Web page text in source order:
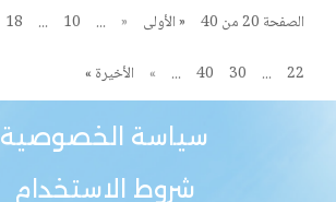
الصفحة 20 من 40 « الأولى «
...
10
...
18
22
...
30
40
...
» الأخيرة »
سياسة الخصوصية
شروط الاستخدام